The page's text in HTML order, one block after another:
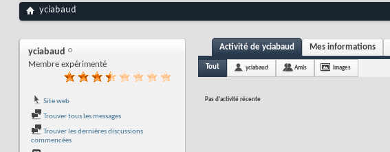
yciabaud
yciabaud
Membre expérimenté
Site web
Trouver tous les messages
Trouver les dernières discussions
commencées
Activité de yciabaud Mes informations
Tout yciabaud Amis Images
Pas d'activité récente